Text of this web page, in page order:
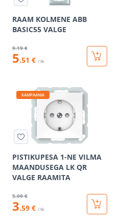
RAAM KOLMENE ABB
BASIC55 VALGE
9.19 €
5.51 € / tk
KAMPAANIA
PISTIKUPESA 1-NE VILMA
MAANDUSEGA LK QR
VALGE RAAMITA
5.99 €
3.59 € / tk